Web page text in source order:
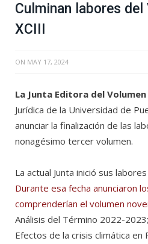
Culminan labores del
XCIII
ON MAY 17, 2024
La Junta Editora del Volumen
Jurídica de la Universidad de
anunciar la finalización de las
nonagésimo tercer volumen.
La actual Junta inició sus
Durante esa fecha anunciaron
comprenderían el volumen
Análisis del Término 2022-
Efectos de la crisis climática en